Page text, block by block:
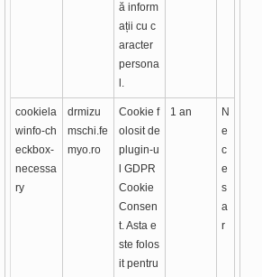
ă inform
ații cu c
aracter
persona
l.
cookiela
winfo-ch
eckbox-
necessa
ry
drmizu
mschi.fe
myo.ro
Cookie f
olosit de
plugin-u
l GDPR
Cookie
Consen
t. Asta e
ste folos
it pentru
1 an
N
e
c
e
s
a
r